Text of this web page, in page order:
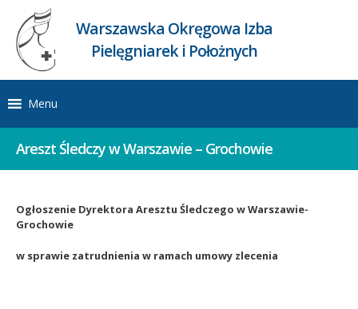
Warszawska Okręgowa Izba
Pielęgniarek i Położnych
Menu
Areszt Śledczy w Warszawie – Grochowie
Ogłoszenie Dyrektora Aresztu Śledczego w Warszawie-
Grochowie
w sprawie zatrudnienia w ramach umowy zlecenia